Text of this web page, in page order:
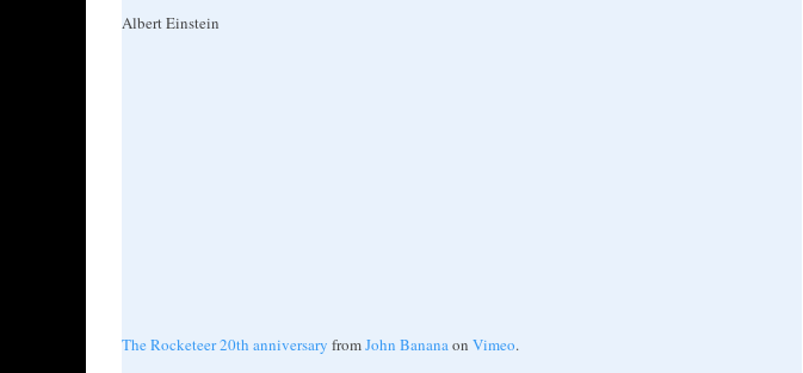
Albert Einstein
The Rocketeer 20th anniversary fromJohn Bananaon Vimeo.